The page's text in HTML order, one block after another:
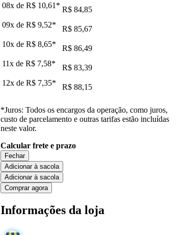
08x de R$ 10,61 * R$ 84,85
09x de R$ 9,52*
R$ 85,67
10x de R$ 8,65*
R$ 86,49
11x de R$ 7,58*
R$ 83,39
12x de R$ 7,35* R$ 88,15
*Juros: Todos os encargos da operação, como juros,
custo de parcelamento e outras tarifas estão incluídas
neste valor.
Calcular frete e prazo
Fechar
Adicionar à sacola
Adicionar à sacola
Comprar agora
Informações da loja